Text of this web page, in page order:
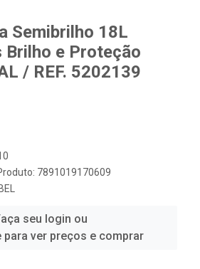
Semibrilho 18L
Brilho e Proteção
/ REF. 5202139
7891019170609
seu login ou
para ver preços e comprar